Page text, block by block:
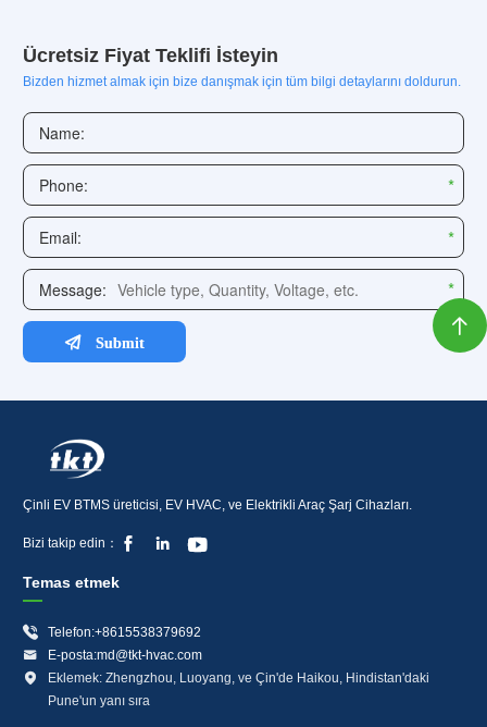

Ücretsiz Fiyat Teklifi İsteyin
Bizden hizmet almak için bize danışmak için tüm bilgi detaylarını doldurun.
Çinli EV BTMS üreticisi, EV HVAC, ve Elektrikli Araç Şarj Cihazları.
Bizi takip edin：   
Temas etmek

Telefon:+8615538379692

E-posta:md@tkt-hvac.com

Eklemek: Zhengzhou, Luoyang, ve Çin'de Haikou, Hindistan'daki
Pune'un yanı sıra